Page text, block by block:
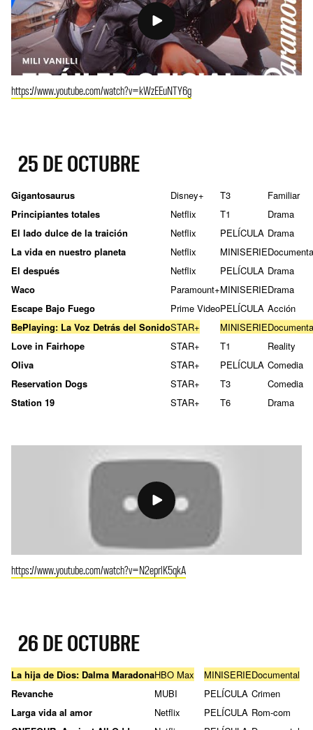
https://www.youtube.com/watch?v=kWzEEuNTY6g
25 DE OCTUBRE
Gigantosaurus Disney+ T3
Familiar
Principiantes totales
Netflix T1
Drama
El lado dulce de la traición
Netflix PELÍCULA Drama
La vida en nuestro planeta
Netflix MINISERIE
El después
Netflix PELÍCULA Drama
Waco
Paramount+MINISERIEDrama
Escape Bajo Fuego
Prime VideoPELÍCULA Acción
BePlaying: La Voz Detrás del SonidoSTAR+ MINISERIE
Love in Fairhope
STAR+ T1
Reality
Oliva
STAR+ PELÍCULA Comedia
Reservation Dogs
STAR+ T3
Comedia
Station 19
STAR+ T6 Drama
https://www.youtube.com/watch?v=N2eprlK5qkA
26 DE OCTUBRE
La hija de Dios: Dalma MaradonaHBO Max MINISERIEDocumental
Revanche
MUBI PELÍCULA Crimen
Larga vida al amor
Netflix PELÍCULA Rom-com